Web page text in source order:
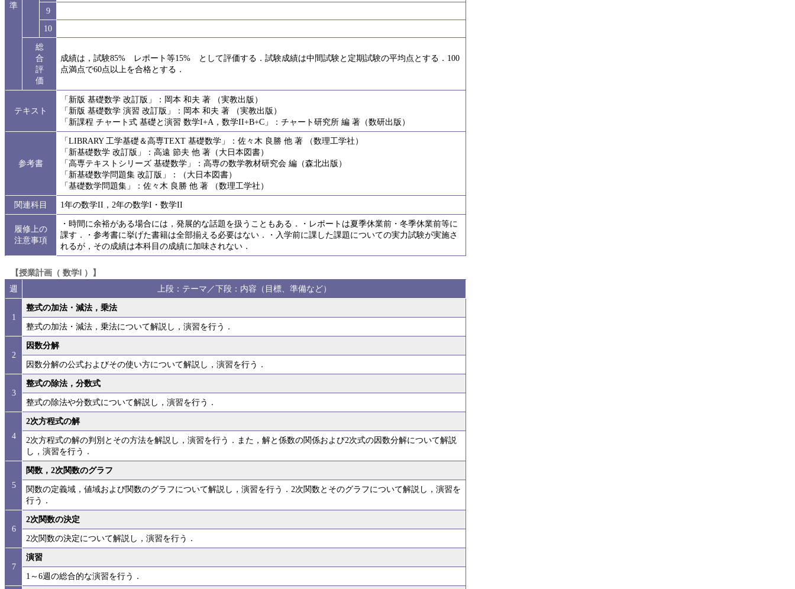
準
9
10
総
合
評
価
成績は，試験85% レポート等15% として評価する．試験成績は中間試験と定期試験の平均点とする．100
点満点で60点以上を合格とする．
テキスト
「新版 基礎数学 改訂版」：岡本 和夫 著 （実教出版）
「新版 基礎数学 演習 改訂版」：岡本 和夫 著 （実教出版）
「新課程 チャート式 基礎と演習 数学I+A，数学II+B+C」：チャート研究所 編 著（数研出版）
参考書
「LIBRARY 工学基礎＆高専TEXT 基礎数学」：佐々木 良勝 他 著 （数理工学社）
「新基礎数学 改訂版」：高遠 節夫 他 著（大日本図書）
「高専テキストシリーズ 基礎数学」：高専の数学教材研究会 編（森北出版）
「新基礎数学問題集 改訂版」：（大日本図書）
「基礎数学問題集」：佐々木 良勝 他 著 （数理工学社）
関連科目
1年の数学II，2年の数学I・数学II
履修上の
注意事項
・時間に余裕がある場合には，発展的な話題を扱うこともある．・レポートは夏季休業前・冬季休業前等に
課す．・参考書に挙げた書籍は全部揃える必要はない．・入学前に課した課題についての実力試験が実施さ
れるが，その成績は本科目の成績に加味されない．
【授業計画（ 数学Ⅰ ）】
週
上段：テーマ／下段：内容（目標、準備など）
1
整式の加法・減法，乗法
整式の加法・減法，乗法について解説し，演習を行う．
2
因数分解
因数分解の公式およびその使い方について解説し，演習を行う．
3
整式の除法，分数式
整式の除法や分数式について解説し，演習を行う．
4
2次方程式の解
2次方程式の解の判別とその方法を解説し，演習を行う．また，解と係数の関係および2次式の因数分解について解説
し，演習を行う．
5
関数，2次関数のグラフ
関数の定義域，値域および関数のグラフについて解説し，演習を行う．2次関数とそのグラフについて解説し，演習を
行う．
6
2次関数の決定
2次関数の決定について解説し，演習を行う．
7
演習
1～6週の総合的な演習を行う．